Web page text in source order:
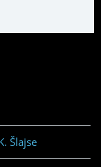
Šlajse